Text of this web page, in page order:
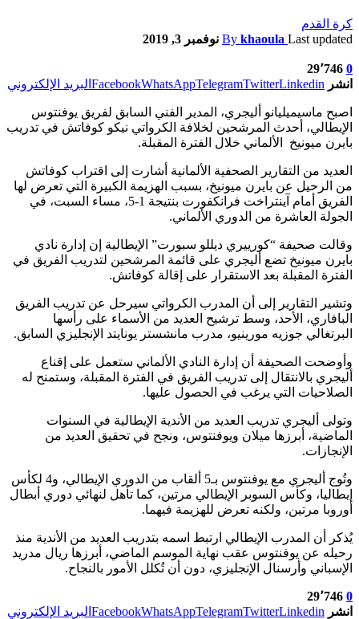
كرة القدم
Bykhaoula Last updated نوفمبر 3, 2019
0 29٬746
انشر
FacebookWhatsAppTelegramTwitterLinkedin البريد الإلكتروني
اصبح ماسيميليانو أليجري، المدير الفني السابق لفريق يوفنتوس
الإيطالي، أحدث المرشحين لخلافة الكرواتي نيكو كوفاتش في تدريب
بايرن ميونيخ الألماني خلال الفترة المقبلة.
العديد من التقارير الصحفية الألمانية أشارت إلى اقتراب كوفاتش
من الرحيل عن بايرن ميونيخ، بسبب الهزيمة الكبيرة التي تعرض لها
الفريق أمام آينتراخت فرانكفورت بنتيجة 1-5، مساء السبت، في
الجولة العاشرة من الدوري الألماني.
وقالت صحيفة “كورييري ديللو سبورت” الإيطالية إن إدارة نادي
بايرن ميونيخ تضع أليجري على قائمة المرشحين لتدريب الفريق في
الفترة المقبلة بعد الاستقرار على إقالة كوفاتش.
وتشير التقارير إلى أن المدرب الكرواتي سيرحل عن تدريب الفريق
البافاري، الأحد، وسط ترشيح العديد من الأسماء على رأسها
البرتغالي جوزيه مورينيو، مدرب مانشستر يونايتد الإنجليزي السابق.
وأوضحت الصحيفة أن إدارة النادي الألماني ستعمل على إقناع
أليجري بالانتقال إلى تدريب الفريق في الفترة المقبلة، وستمنح له
الصلاحيات التي يرغب في الحصول عليها.
وتولى أليجري تدريب العديد من الأندية الإيطالية في السنوات
الماضية، أبرزها ميلان ويوفنتوس، ونجح في تحقيق العديد من
الإنجازات.
وتُوج أليجري مع يوفنتوس بـ5 ألقاب من الدوري الإيطالي، و4 لكأس
إيطاليا، وكأس السوبر الإيطالي مرتين، كما تأهل لنهائي دوري أبطال
أوروبا مرتين، ولكنه تعرض للهزيمة فيهما.
يُذكر أن المدرب الإيطالي ارتبط اسمه بتدريب العديد من الأندية منذ
رحيله عن يوفنتوس عقب نهاية الموسم الماضي، أبرزها ريال مدريد
الإسباني وأرسنال الإنجليزي، دون أن تُكلل الأمور بالنجاح.
0 29٬746
انشر
FacebookWhatsAppTelegramTwitterLinkedin البريد الإلكتروني